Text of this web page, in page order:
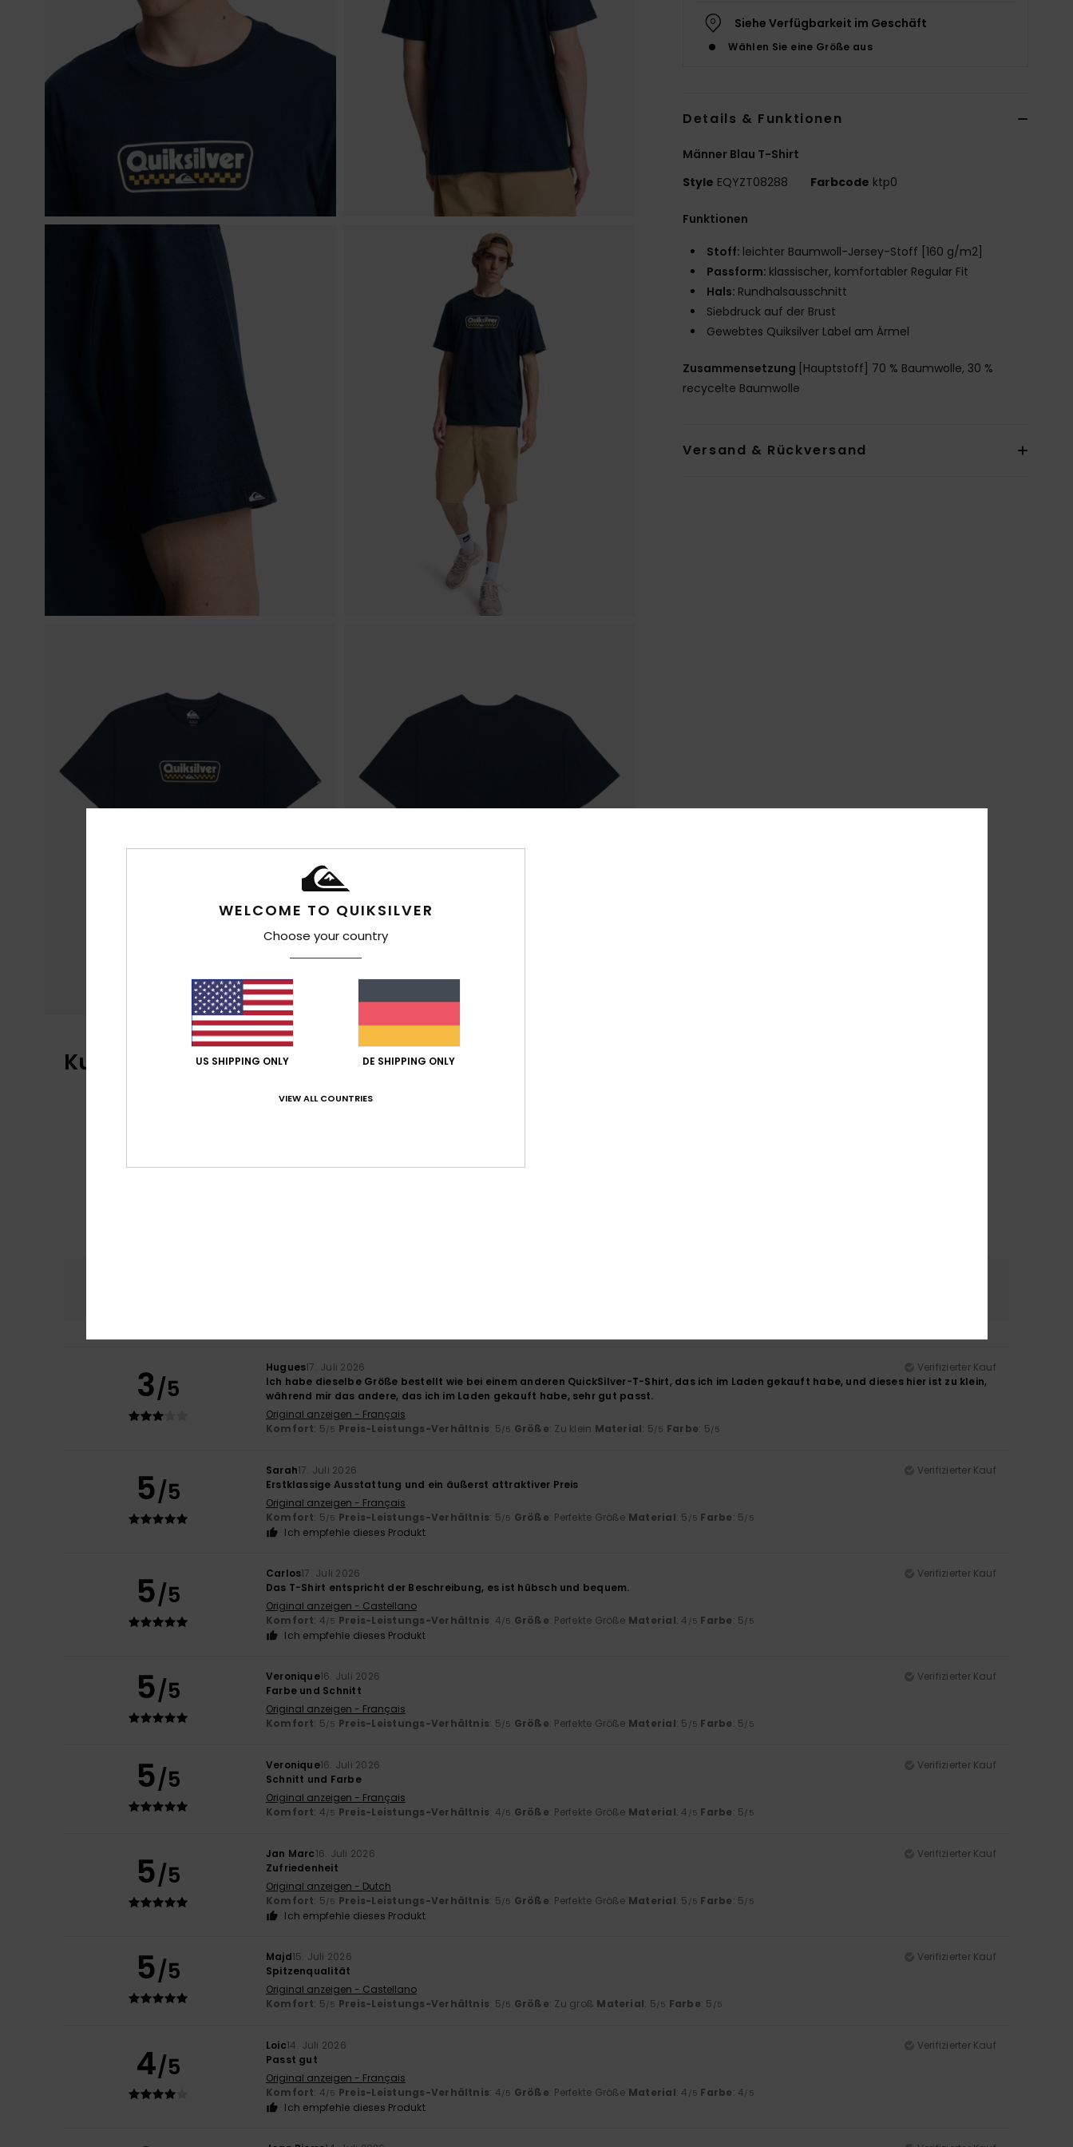
Siehe Verfügbarkeit im Geschäft
Wählen Sie eine Größe aus
Details & Funktionen
Männer Blau T-Shirt
Style EQYZT08288 Farbcode ktp0
Funktionen
Stoff: leichter Baumwoll-Jersey-Stoff [160 g/m2]
Passform: klassischer, komfortabler Regular Fit
Hals: Rundhalsausschnitt
Siebdruck auf der Brust
Gewebtes Quiksilver Label am Ärmel
Zusammensetzung [Hauptstoff] 70 % Baumwolle, 30 %
recycelte Baumwolle
Versand & Rückversand
Kundenbewertungen
4.6
3/5
Hugues17. Juli 2026
Verifizierter Kauf
Ich habe dieselbe Größe bestellt wie bei einem anderen QuickSilver-T-Shirt, das ich im Laden gekauft habe, und dieses hier ist zu klein,
während mir das andere, das ich im Laden gekauft habe, sehr gut passt.
Original anzeigen - Français
Komfort: 5/5 Preis-Leistungs-Verhältnis: 5/5 Größe: Zu klein Material: 5/5 Farbe: 5/5
5/5
Sarah17. Juli 2026
Verifizierter Kauf
Erstklassige Ausstattung und ein äußerst attraktiver Preis
Original anzeigen - Français
Komfort: 5/5 Preis-Leistungs-Verhältnis: 5/5 Größe: Perfekte Größe Material: 5 /5 Farbe: 5/5
Ich empfehle dieses Produkt
5/5
Carlos17. Juli 2026
Verifizierter Kauf
Das T-Shirt entspricht der Beschreibung, es ist hübsch und bequem.
Original anzeigen - Castellano
Komfort: 4/5 Preis-Leistungs-Verhältnis: 4/5 Größe: Perfekte Größe Material: 4 /5 Farbe: 5/5
Ich empfehle dieses Produkt
5/5 Veronique16. Juli 2026
Verifizierter Kauf
Farbe und Schnitt
Original anzeigen - Français
Komfort: 5/5 Preis-Leistungs-Verhältnis: 5/5 Größe: Perfekte Größe Material: 5 /5 Farbe: 5/5
5/5 Veronique16. Juli 2026
Verifizierter Kauf
Schnitt und Farbe
Original anzeigen - Français
Komfort: 4/5 Preis-Leistungs-Verhältnis: 4/5 Größe: Perfekte Größe Material: 4 /5 Farbe: 5/5
5/5
Jan Marc16. Juli 2026
Verifizierter Kauf
Zufriedenheit
Original anzeigen - Dutch
Komfort: 5/5 Preis-Leistungs-Verhältnis: 5/5 Größe: Perfekte Größe Material: 5 /5 Farbe: 5/5
Ich empfehle dieses Produkt
5/5 Majd15. Juli 2026
Verifizierter Kauf
Spitzenqualität
Original anzeigen - Castellano
Komfort: 5/5 Preis-Leistungs-Verhältnis: 5/5 Größe: Zu groß Material: 5/5 Farbe: 5 /5
4/5
Loic14. Juli 2026
Verifizierter Kauf
Passt gut
Original anzeigen - Français
Komfort: 4/5 Preis-Leistungs-Verhältnis: 4/5 Größe: Perfekte Größe Material: 4 /5 Farbe: 4/5
Ich empfehle dieses Produkt
WELCOME TO QUIKSILVER
Choose your country
US SHIPPING ONLY DE SHIPPING ONLY
VIEW ALL COUNTRIES